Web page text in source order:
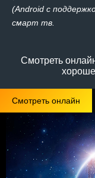
(Android с
смарт тв.
Смотреть
Смотреть онлайн